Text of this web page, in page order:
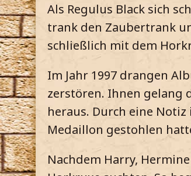
Als Regulus Black sich
trank den Zaubertrank
schließlich mit dem
Im Jahr 1997 drangen
zerstören. Ihnen gelang
heraus. Durch eine
Medaillon gestohlen
Nachdem Harry,